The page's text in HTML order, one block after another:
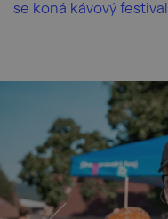
se koná kávový festival